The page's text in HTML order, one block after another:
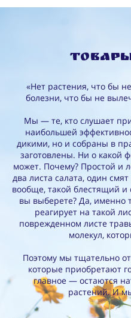
«Нет растения, что бы
болезни, что бы не
Мы — те, кто слушает
наибольшей
дикими, но и собраны в
заготовлены. Ни о какой
может. Почему? Простой и
два листа салата, один
вообще, такой блестящий и
вы выберете? Да, именно
реагирует на такой
поврежденном листе
молекул,
Поэтому мы тщательно
которые приобретают
главное — остаются
растений. И